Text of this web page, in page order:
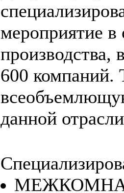
мероприятие в
производства,
600 компаний.
данной